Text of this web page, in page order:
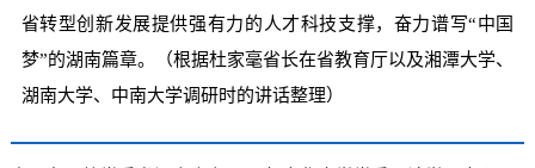
省转型创新发展提供强有力的人才科技支撑，奋力谱写“中国
梦”的湖南篇章。（根据杜家毫省长在省教育厅以及湘潭大学、
湖南大学、中南大学调研时的讲话整理）